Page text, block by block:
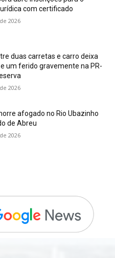
com certificado
2026
duas carretas e carro deixa
um ferido gravemente na PR-
2026
afogado no Rio Ubazinho
de Abreu
2026